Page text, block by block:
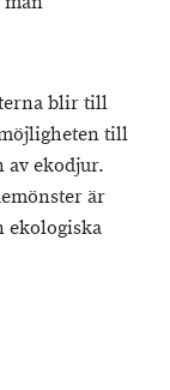
blir till
till
ekodjur.
är
ekologiska